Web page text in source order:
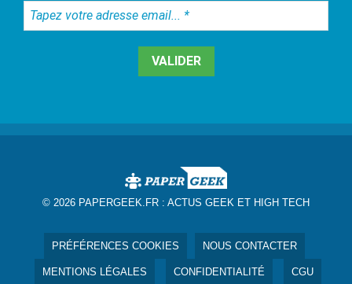
Tapez
votre
© 2026 PAPERGEEK.FR : ACTUS GEEK ET HIGH TECH
PRÉFÉRENCES COOKIES NOUS CONTACTER
MENTIONS LÉGALES CONFIDENTIALITÉ CGU